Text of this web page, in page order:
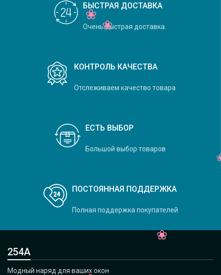
БЫСТРАЯ ДОСТАВКА
Очень быстрая доставка.
КОНТРОЛЬ КАЧЕСТВА
Отслеживаем качество товара
ЕСТЬ ВЫБОР
Большой выбор товаров
ПОСТОЯННАЯ ПОДДЕРЖКА
Полная поддержка покупателей
254А
Модный наряд для ваших окон